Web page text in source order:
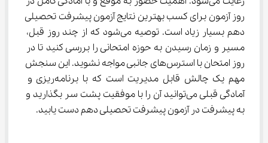
روز آزمون برای کسب بهترین نتایج آزمون پیشرفت تحصیلی
دهم بسیار زیاد است. توصیه می‌شود که از چند روز قبل،
مسیر و زمان رسیدن به حوزه امتحانی را بررسی کنید تا در
روز امتحان با استرس‌های جانبی مواجه نشوید. این سنجش
مهم یک چالش قابل مدیریت است که با برنامه‌ریزی و
آمادگی قبلی می‌توانید آن را با موفقیت پشت سر بگذارید و
به پیشرفت در آزمون پیشرفت تحصیلی دهم دست یابید.